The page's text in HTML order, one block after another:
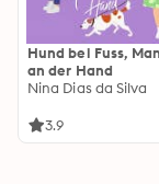
Hund bei Fuss,
an der Hand
Nina Dias da Silva
3.9